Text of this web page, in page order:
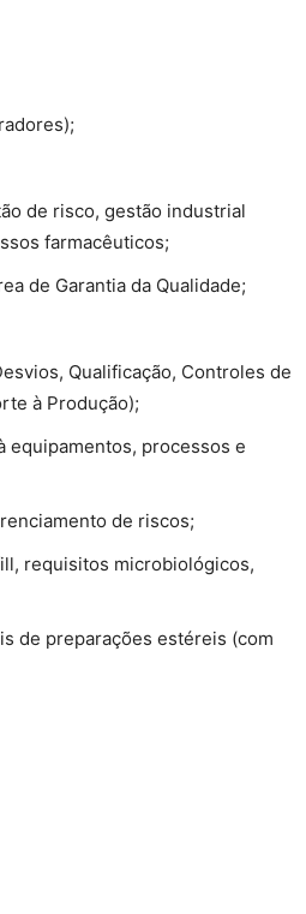
de risco, gestão industrial
farmacêuticos;
de Garantia da Qualidade;
Qualificação, Controles de
à Produção);
equipamentos, processos e
de riscos;
requisitos microbiológicos,
de preparações estéreis (com